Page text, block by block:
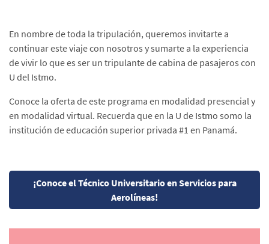
En nombre de toda la tripulación, queremos invitarte a
continuar este viaje con nosotros y sumarte a la experiencia
de vivir lo que es ser un tripulante de cabina de pasajeros con
U del Istmo.
Conoce la oferta de este programa en modalidad presencial y
en modalidad virtual. Recuerda que en la U de Istmo somo la
institución de educación superior privada #1 en Panamá.
¡Conoce el Técnico Universitario en Servicios para
Aerolíneas!